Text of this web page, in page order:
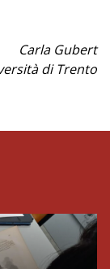
Carla Gubert
di Trento